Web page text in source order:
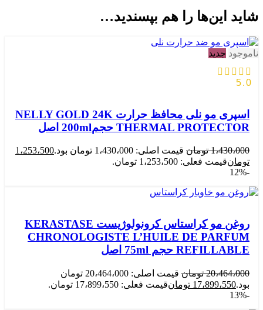
شاید این‌ها را هم بپسندید…
ناموجود جدید
5.0
اسپری مو نلی محافظ حرارت NELLY GOLD 24K
THERMAL PROTECTOR حجم200ml اصل
1،430،000 تومان قیمت اصلی: 1،430،000 تومان بود.
1،253،500
تومانقیمت فعلی: 1،253،500 تومان.
-12%
روغن مو کراستاس کرونولوژیست KERASTASE
CHRONOLOGISTE L’HUILE DE PARFUM
REFILLABLE حجم 75ml اصل
20،464،000 تومان
قیمت اصلی: 20،464،000 تومان
بود.17،899،550 تومانقیمت فعلی: 17،899،550 تومان.
-13%